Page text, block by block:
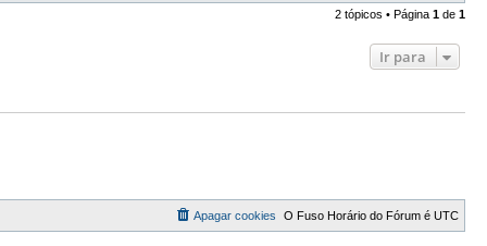
2 tópicos • Página 1 de 1
Ir para
O Fuso Horário do Fórum é UTC
Apagar cookies